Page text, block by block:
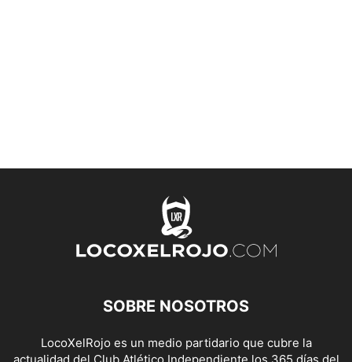
SOBRE NOSOTROS
LocoXelRojo es un medio partidario que cubre la